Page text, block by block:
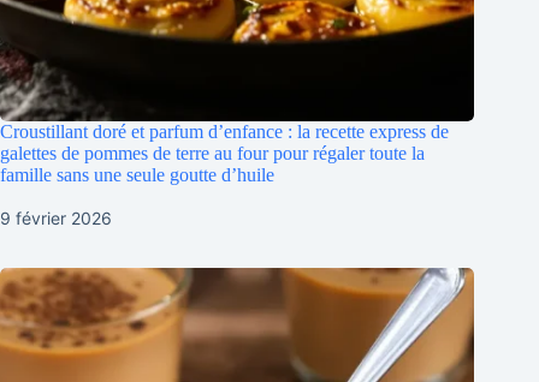
Croustillant doré et parfum d’enfance : la recette express de
galettes de pommes de terre au four pour régaler toute la
famille sans une seule goutte d’huile
9 février 2026